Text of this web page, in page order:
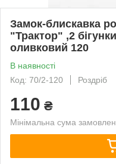
Замок-блискавка
"Трактор" ,2
оливковий 120
В наявності
Код: 70/2-120
Роздріб
110 ₴
Мінімальна сума